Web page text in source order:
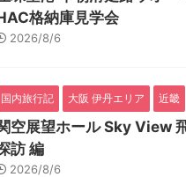
格納庫見学会
2026/8/6
国内旅行記 大阪 伊丹エリア 近畿
空展望ホール Sky View
訪 編
2026/8/6